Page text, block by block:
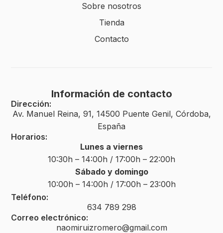
Sobre nosotros
Tienda
Contacto
Información de contacto
Dirección:
Av. Manuel Reina, 91, 14500 Puente Genil, Córdoba,
España
Horarios:
Lunes a viernes
10:30h – 14:00h / 17:00h – 22:00h
Sábado y domingo
10:00h – 14:00h / 17:00h – 23:00h
Teléfono:
634 789 298
Correo electrónico:
naomiruizromero@gmail.com